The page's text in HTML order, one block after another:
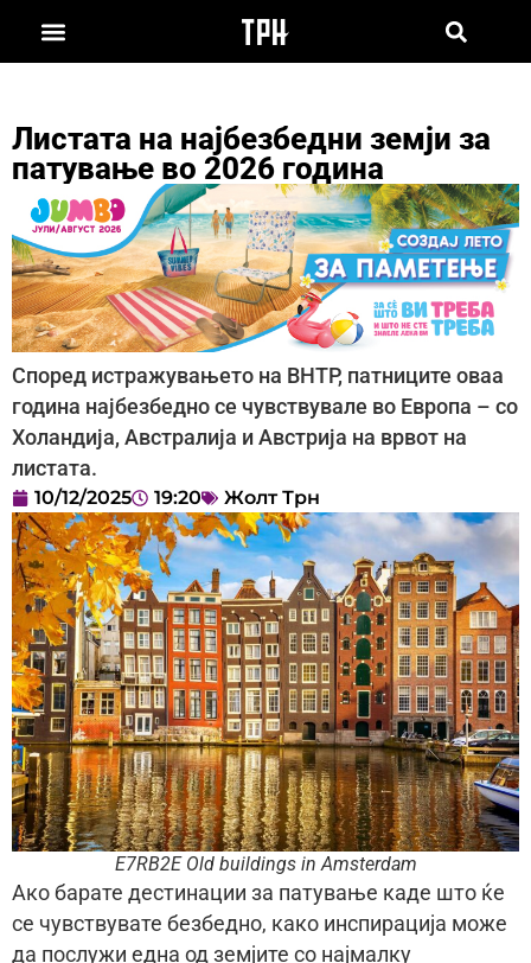
Листата на најбезбедни земји за
патување во 2026 година
Според истражувањето на BHTP, патниците оваа
година најбезбедно се чувствувале во Европа – со
Холандија, Австралија и Австрија на врвот на
листата.
10/12/2025 19:20 Жолт Трн
E7RB2E Old buildings in Amsterdam
Ако барате дестинации за патување каде што ќе
се чувствувате безбедно, како инспирација може
да послужи една од земјите со најмалку